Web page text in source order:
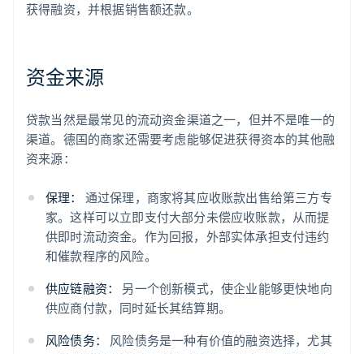
获得融资，并根据销售额还款。
资金来源
贷款当然是最常见的流动资金渠道之一，但并不是唯一的
渠道。德国的商家还需要考虑能够促进获得资本的其他融
资来源：
保理：
通过保理，商家将其应收账款出售给第三方专
家。这样可以立即支付大部分未偿应收账款，从而提
供即时流动资金。作为回报，外部实体承担支付违约
和催款程序的风险。
供应链融资：
另一个创新模式，使企业能够更快地向
供应商付款，同时延长其结算期。
风险债务：
风险债务是一种有价值的融资选择，尤其